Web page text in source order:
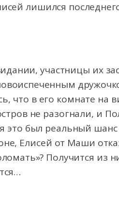
лишился
участницы их
что в его комнате на
не разогнали, и
это был реальный
Елисей от Маши
Получится из